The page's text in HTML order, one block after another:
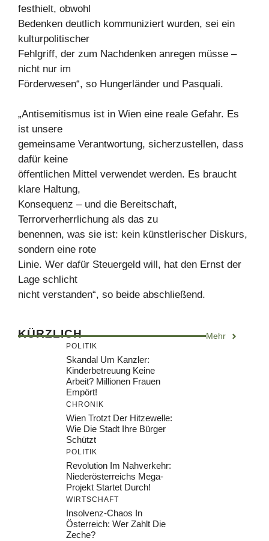
festhielt, obwohl
Bedenken deutlich kommuniziert wurden, sei ein
kulturpolitischer
Fehlgriff, der zum Nachdenken anregen müsse –
nicht nur im
Förderwesen“, so Hungerländer und Pasquali.
„Antisemitismus ist in Wien eine reale Gefahr. Es
ist unsere
gemeinsame Verantwortung, sicherzustellen, dass
dafür keine
öffentlichen Mittel verwendet werden. Es braucht
klare Haltung,
Konsequenz – und die Bereitschaft,
Terrorverherrlichung als das zu
benennen, was sie ist: kein künstlerischer Diskurs,
sondern eine rote
Linie. Wer dafür Steuergeld will, hat den Ernst der
Lage schlicht
nicht verstanden“, so beide abschließend.
KÜRZLICH Mehr
POLITIK
Skandal Um Kanzler:
Kinderbetreuung Keine
Arbeit? Millionen Frauen
Empört!
CHRONIK
Wien Trotzt Der Hitzewelle:
Wie Die Stadt Ihre Bürger
Schützt
POLITIK
Revolution Im Nahverkehr:
Niederösterreichs Mega-
Projekt Startet Durch!
WIRTSCHAFT
Insolvenz-Chaos In
Österreich: Wer Zahlt Die
Zeche?